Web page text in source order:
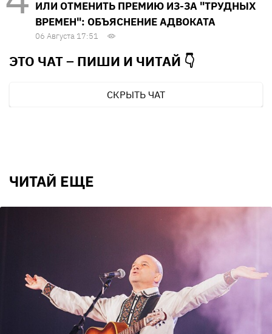
ИЛИ ОТМЕНИТЬ ПРЕМИЮ ИЗ-ЗА "ТРУДНЫХ
ВРЕМЕН": ОБЪЯСНЕНИЕ АДВОКАТА
06 Августа 17:51
ЭТО ЧАТ – ПИШИ И ЧИТАЙ 👇
СКРЫТЬ ЧАТ
ЧИТАЙ ЕЩЕ